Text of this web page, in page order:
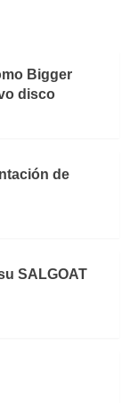
Bigger
disco
de
SALGOAT